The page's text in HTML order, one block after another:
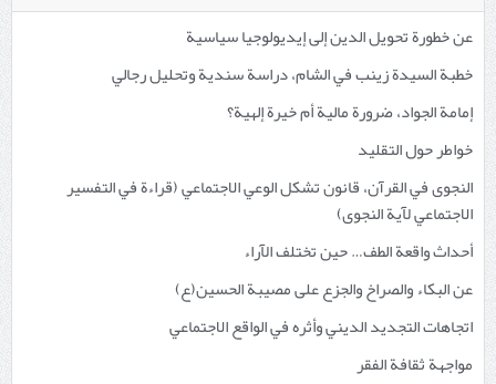
عن خطورة تحويل الدين إلى إيديولوجيا سياسية
خطبة السيدة زينب في الشام، دراسة سندية وتحليل رجالي
إمامة الجواد، ضرورة مالية أم خيرة إلهية؟
خواطر حول التقليد
النجوى في القرآن، قانون تشكل الوعي الاجتماعي (قراءة في التفسير
الاجتماعي لآية النجوى)
أحداث واقعة الطف… حين تختلف الآراء
عن البكاء والصراخ والجزع على مصيبة الحسين(ع)
اتجاهات التجديد الديني وأثره في الواقع الاجتماعي
مواجهة ثقافة الفقر